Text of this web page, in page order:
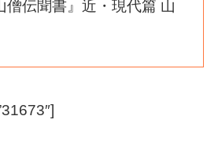
僧伝聞書』近・現代篇 山